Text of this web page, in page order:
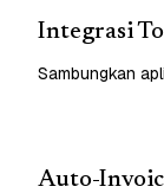
Integrasi
Sambungkan
Auto-